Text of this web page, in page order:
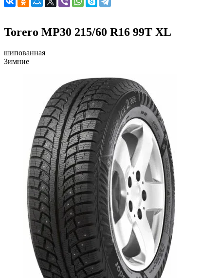
Torero MP30 215/60 R16 99T XL
шипованная
Зимние